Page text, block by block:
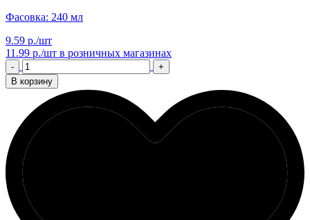
Фасовка: 240 мл
9.59 р./шт
11.99 р./шт в розничных магазинах
-
+
В корзину